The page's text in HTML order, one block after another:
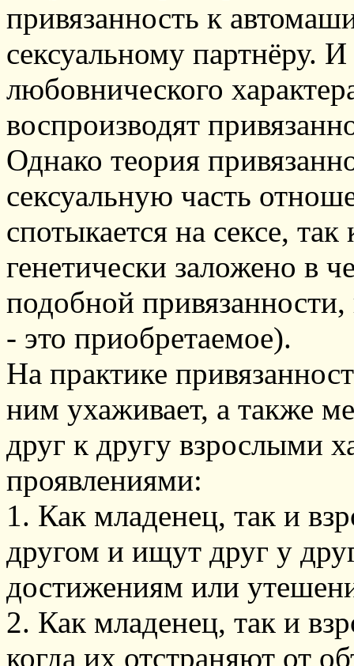
привязанность к
сексуальному партнёру.
любовнического
воспроизводят
Однако теория
сексуальную часть
спотыкается на сексе,
генетически заложено в
подобной
- это приобретаемое).
На практике
ним ухаживает, а также
друг к другу взрослыми
проявлениями:
1. Как младенец, так и
другом и ищут друг у
достижениям или
2. Как младенец, так и
когда их отстраняют от